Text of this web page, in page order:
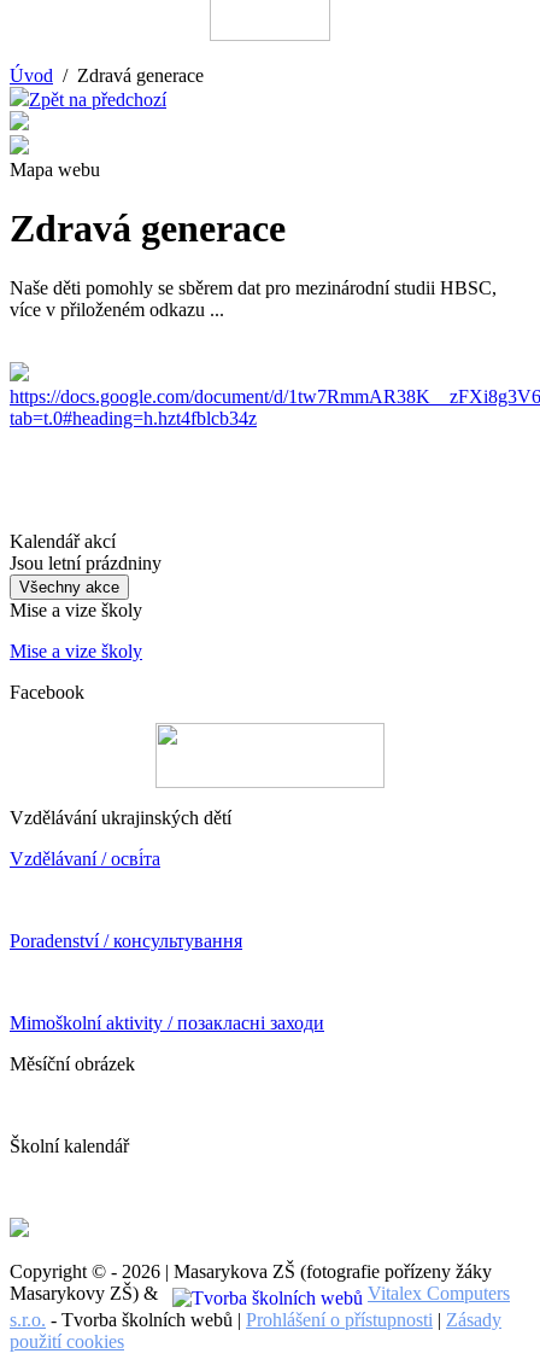
Úvod / Zdravá generace
Zpět na předchozí
Mapa webu
Zdravá generace
Naše děti pomohly se sběrem dat pro mezinárodní studii HBSC,
více v přiloženém odkazu ...
https://docs.google.com/document/d/
tab=t.0#heading=h.hzt4fblcb34z
Kalendář akcí
Jsou letní prázdniny
Všechny akce
Mise a vize školy
Mise a vize školy
Facebook
Vzdělávání ukrajinských dětí
Vzdělávaní / осві́та
Poradenství / консультування
Mimoškolní aktivity / позакласні заходи
Měsíční obrázek
Školní kalendář
Copyright © - 2026 | Masarykova ZŠ (fotografie pořízeny žáky
Masarykovy ZŠ) &
Vitalex Computers
s.r.o. - Tvorba školních webů | Prohlášení o přístupnosti | Zásady
použití cookies